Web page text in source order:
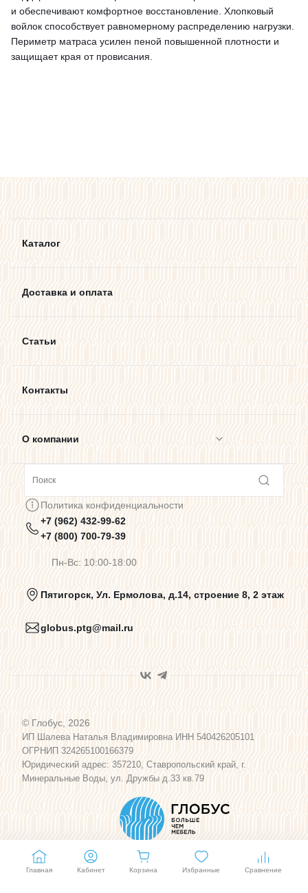
и обеспечивают комфортное восстановление. Хлопковый
войлок способствует равномерному распределению нагрузки.
Периметр матраса усилен пеной повышенной плотности и
защищает края от провисания.
Каталог
Доставка и оплата
Статьи
Контакты
О компании
Предупреждения о цветопередаче
Политика конфиденциальности
Пользовательское соглашение
Программа лояльности
Карта сайта
Политика конфиденциальности
+7 (962) 432-99-62
+7 (800) 700-79-39
Пн-Вс: 10:00-18:00
Пятигорск, Ул. Ермолова, д.14, строение 8, 2 этаж
globus.ptg@mail.ru
© Глобус, 2026
ИП Шалева Наталья Владимировна ИНН 540426205101
ОГРНИП 324265100166379
Юридический адрес: 357210, Ставропольский край, г.
Минеральные Воды, ул. Дружбы д.33 кв.79
Главная Кабинет Корзина Избранные Сравнение